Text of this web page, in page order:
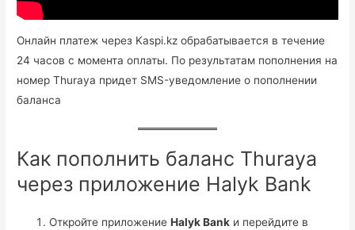
Онлайн платеж через Kaspi.kz обрабатывается в течение
24 часов с момента оплаты. По результатам пополнения на
номер Thuraya придет SMS-уведомление о пополнении
баланса
Как пополнить баланс Thuraya
через приложение Halyk Bank
Откройте приложениеHalyk Bank и перейдите в